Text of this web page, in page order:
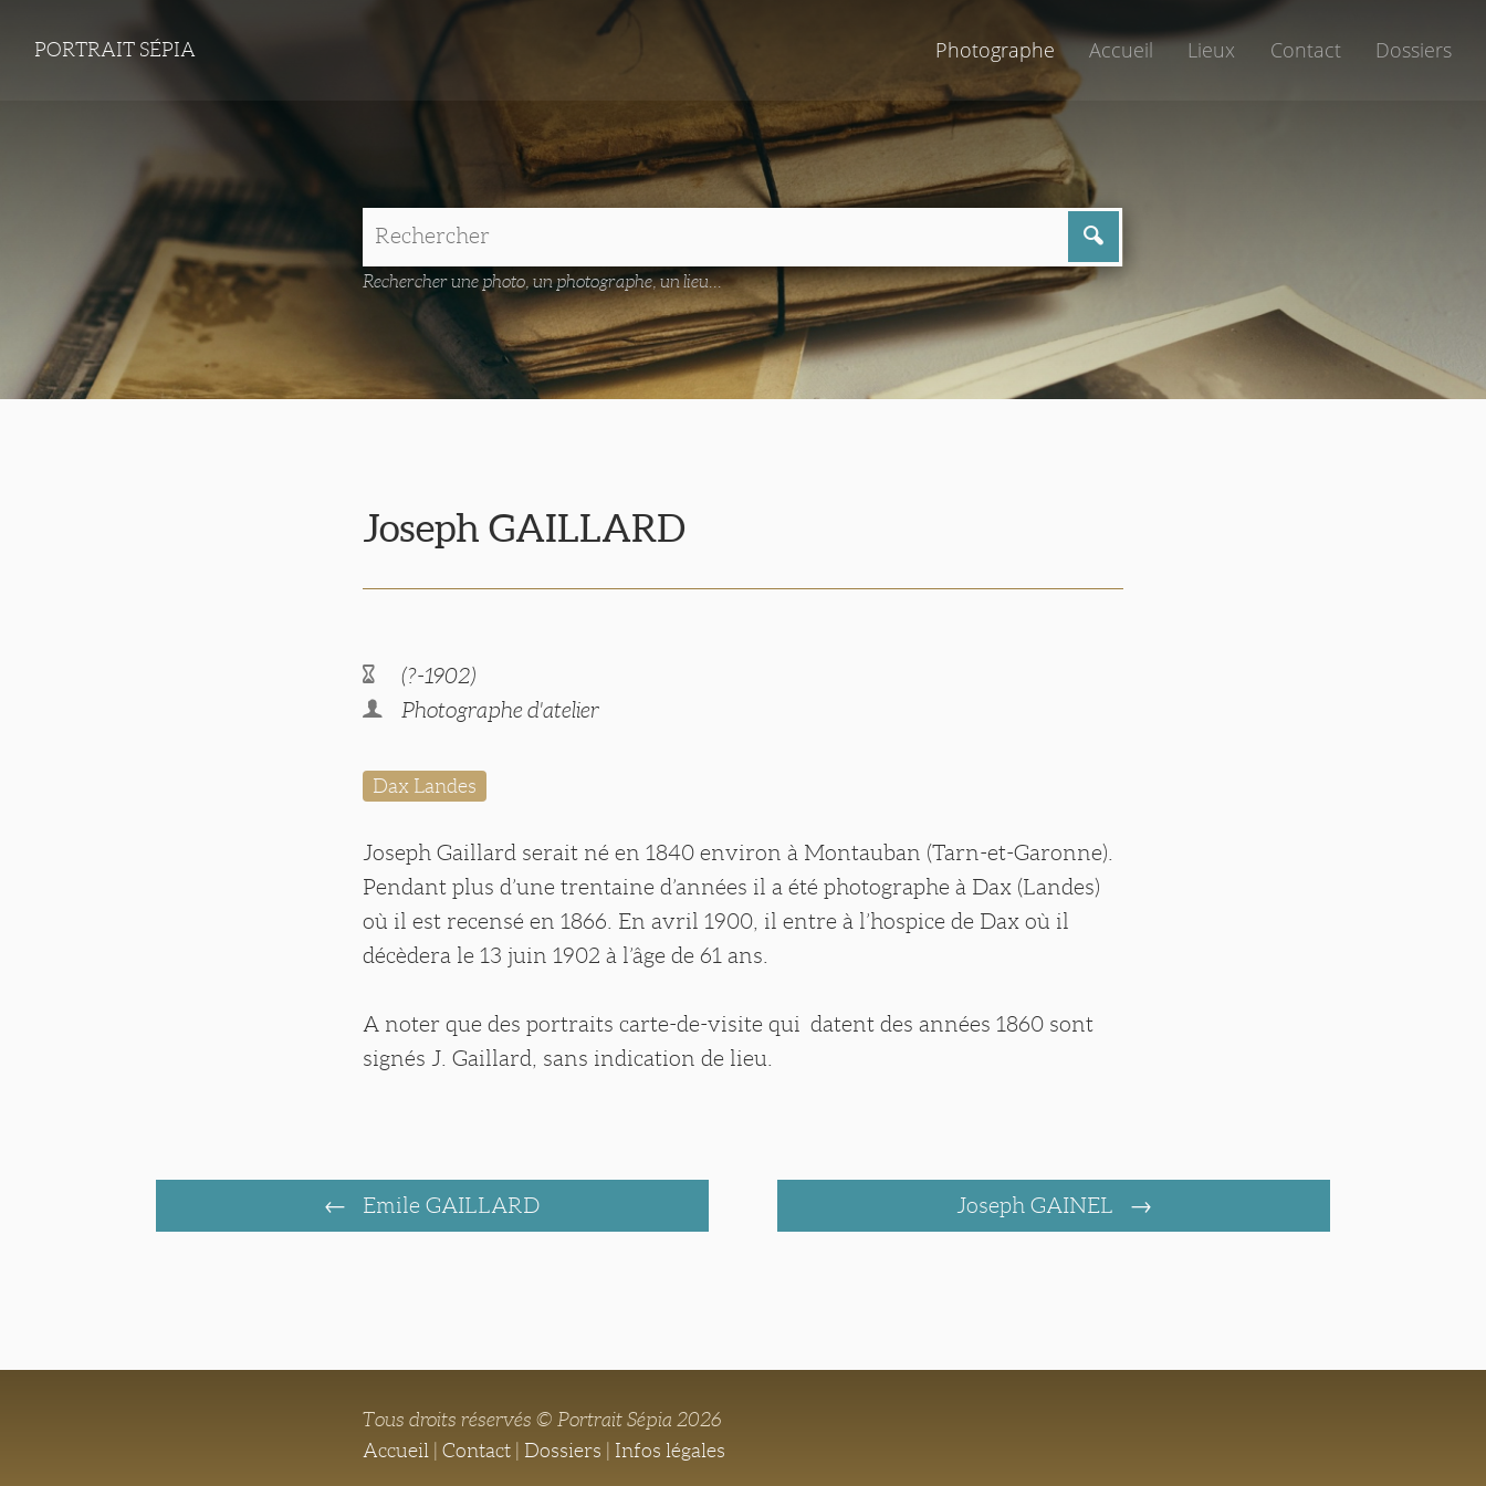
PORTRAIT SÉPIA Photographe Accueil Lieux Contact Dossiers
Rechercher une photo, un photographe, un lieu...
Joseph GAILLARD
(?-1902)
Photographe d'atelier
Dax Landes
Joseph Gaillard serait né en 1840 environ à Montauban (Tarn-et-Garonne).
Pendant plus d’une trentaine d’années il a été photographe à Dax (Landes)
où il est recensé en 1866. En avril 1900, il entre à l’hospice de Dax où il
décèdera le 13 juin 1902 à l’âge de 61 ans.
A noter que des portraits carte-de-visite qui datent des années 1860 sont
signés J. Gaillard, sans indication de lieu.
Emile GAILLARD Joseph GAINEL
Tous droits réservés © Portrait Sépia 2026
Accueil
|Contact Dossiers Infos légales